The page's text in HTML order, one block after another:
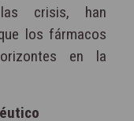
crisis, han
los fármacos
en la